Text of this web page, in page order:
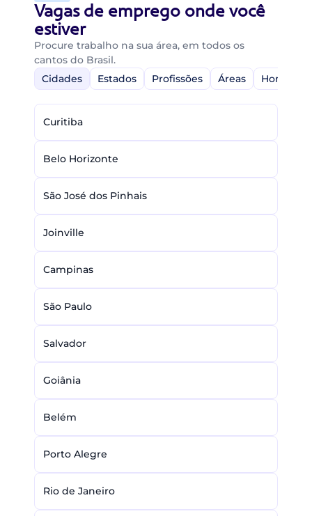
Vagas de emprego onde você
estiver
Procure trabalho na sua área, em todos os
cantos do Brasil.
Cidades
Estados Profissões Áreas Home-
Curitiba
Belo Horizonte
São José dos Pinhais
Joinville
Campinas
São Paulo
Salvador
Goiânia
Belém
Porto Alegre
Rio de Janeiro